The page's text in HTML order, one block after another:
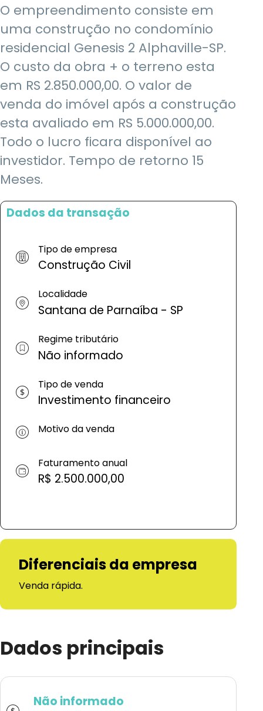
O empreendimento consiste em
uma construção no condomínio
residencial Genesis 2 Alphaville-SP.
O custo da obra + o terreno esta
em RS 2.850.000,00. O valor de
venda do imóvel após a construção
esta avaliado em RS 5.000.000,00.
Todo o lucro ficara disponível ao
investidor. Tempo de retorno 15
Meses.
Dados da transação
Tipo de empresa
Construção Civil
Localidade
Santana de Parnaíba - SP
Regime tributário
Não informado
Tipo de venda
Investimento financeiro
Motivo da venda
Faturamento anual
R$ 2.500.000,00
Diferenciais da empresa
Venda rápida.
Dados principais
Não informado